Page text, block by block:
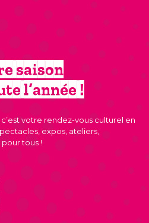
saison
l’année !
votre rendez-vous culturel en
expos, ateliers,
tous !